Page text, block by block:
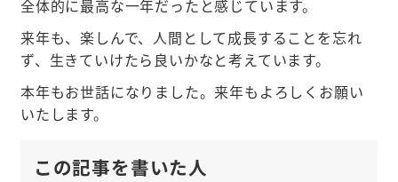
全体的に最高な一年だったと感じています。
来年も、楽しんで、人間として成長することを忘れ
ず、生きていけたら良いかなと考えています。
本年もお世話になりました。来年もよろしくお願い
いたします。
この記事を書いた人